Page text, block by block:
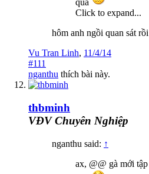
quá
Click to expand...
hôm anh ngồi quan sát
Vu Tran Linh, 11/4/14
#111
nganthu thích bài này.
thbminh
VĐV Chuyên Nghiệp
nganthu said: ↑
ax, @@ gà mới